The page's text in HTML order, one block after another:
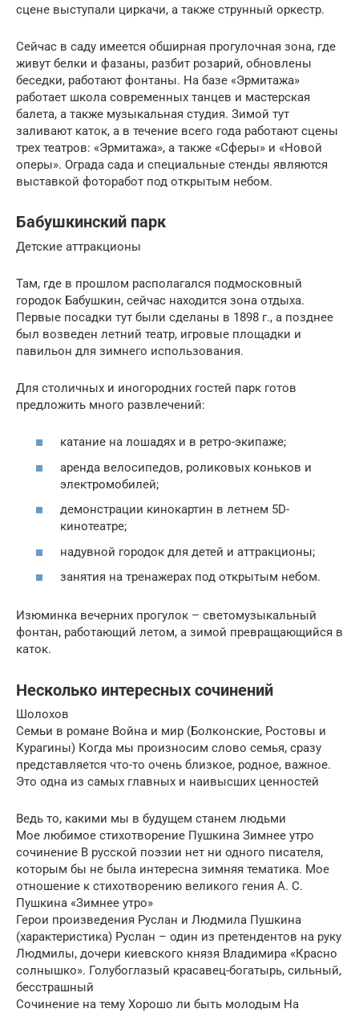
сцене выступали циркачи, а также струнный оркестр.
Сейчас в саду имеется обширная прогулочная зона, где
живут белки и фазаны, разбит розарий, обновлены
беседки, работают фонтаны. На базе «Эрмитажа»
работает школа современных танцев и мастерская
балета, а также музыкальная студия. Зимой тут
заливают каток, а в течение всего года работают сцены
трех театров: «Эрмитажа», а также «Сферы» и «Новой
оперы». Ограда сада и специальные стенды являются
выставкой фоторабот под открытым небом.
Бабушкинский парк
Детские аттракционы
Там, где в прошлом располагался подмосковный
городок Бабушкин, сейчас находится зона отдыха.
Первые посадки тут были сделаны в 1898 г., а позднее
был возведен летний театр, игровые площадки и
павильон для зимнего использования.
Для столичных и иногородних гостей парк готов
предложить много развлечений:
катание на лошадях и в ретро-экипаже;
аренда велосипедов, роликовых коньков и
электромобилей;
демонстрации кинокартин в летнем 5D-
кинотеатре;
надувной городок для детей и аттракционы;
занятия на тренажерах под открытым небом.
Изюминка вечерних прогулок – светомузыкальный
фонтан, работающий летом, а зимой превращающийся в
каток.
Несколько интересных сочинений
Шолохов
Семьи в романе Война и мир (Болконские, Ростовы и
Курагины) Когда мы произносим слово семья, сразу
представляется что-то очень близкое, родное, важное.
Это одна из самых главных и наивысших ценностей
Ведь то, какими мы в будущем станем людьми
Мое любимое стихотворение Пушкина Зимнее утро
сочинение В русской поэзии нет ни одного писателя,
которым бы не была интересна зимняя тематика. Мое
отношение к стихотворению великого гения А. С.
Пушкина «Зимнее утро»
Герои произведения Руслан и Людмила Пушкина
(характеристика) Руслан – один из претендентов на руку
Людмилы, дочери киевского князя Владимира «Красно
солнышко». Голубоглазый красавец-богатырь, сильный,
бесстрашный
Сочинение на тему Хорошо ли быть молодым На